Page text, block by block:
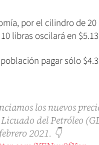
por el cilindro de
libras oscilará en
pagar sólo
los nuevos
Licuado del Petróleo
2021. 👇